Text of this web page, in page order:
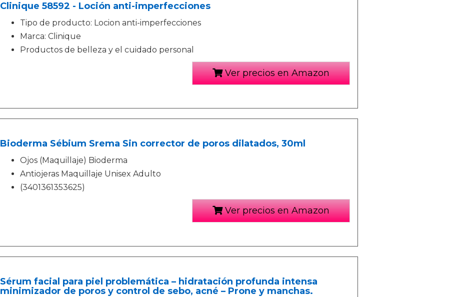
Clinique 58592 - Loción anti-imperfecciones
Tipo de producto: Locion anti-imperfecciones
Marca: Clinique
Productos de belleza y el cuidado personal
Ver precios en Amazon
Bioderma Sébium Srema Sin corrector de poros dilatados, 30ml
Ojos (Maquillaje) Bioderma
Antiojeras Maquillaje Unisex Adulto
(3401361353625)
Ver precios en Amazon
Sérum facial para piel problemática – hidratación profunda intensa
minimizador de poros y control de sebo, acné – Prone y manchas.